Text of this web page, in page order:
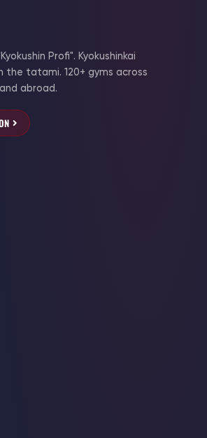
Profi". Kyokushinkai
the tatami. 120+ gyms across
abroad.